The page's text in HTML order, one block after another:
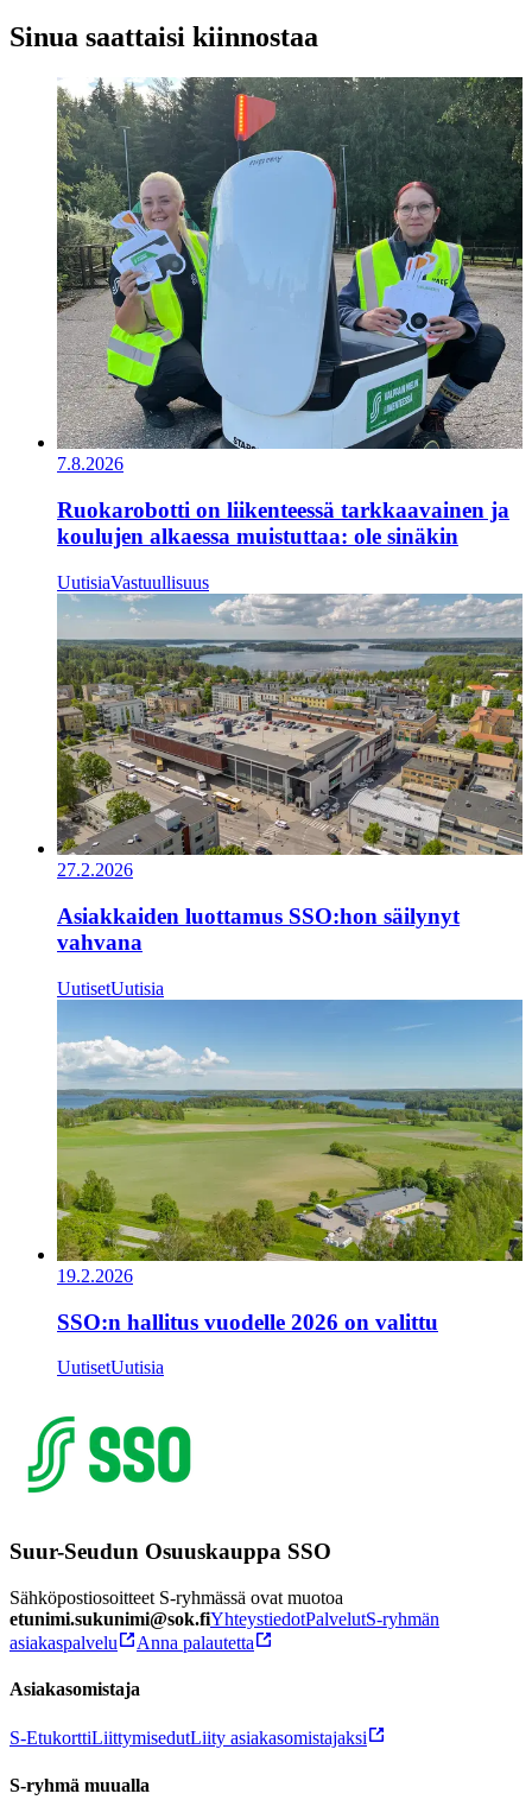
Sinua saattaisi kiinnostaa
7.8.2026
Ruokarobotti on liikenteessä tarkkaavainen ja
koulujen alkaessa muistuttaa: ole sinäkin
UutisiaVastuullisuus
27.2.2026
Asiakkaiden luottamus SSO:hon säilynyt
vahvana
UutisetUutisia
19.2.2026
SSO:n hallitus vuodelle 2026 on valittu
UutisetUutisia
Suur-Seudun Osuuskauppa SSO
Sähköpostiosoitteet S-ryhmässä ovat muotoa
etunimi.sukunimi@sok.fiYhteystiedotPalvelutS-ryhmän
asiakaspalvelu
Anna palautetta
Asiakasomistaja
S-EtukorttiLiittymisedutLiity asiakasomistajaksi
S-ryhmä muualla